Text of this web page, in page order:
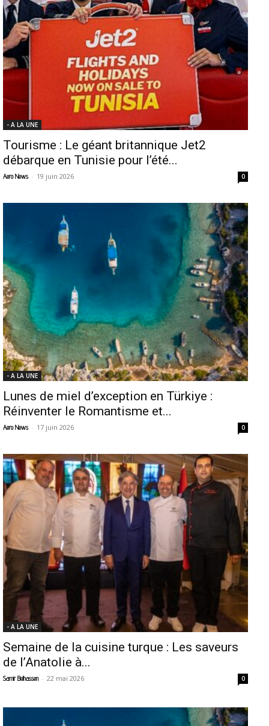
- A LA UNE
Tourisme : Le géant britannique Jet2
débarque en Tunisie pour l’été...
Aero News - 19 juin 2026 0
- A LA UNE
Lunes de miel d’exception en Türkiye :
Réinventer le Romantisme et...
Aero News - 17 juin 2026 0
- A LA UNE
Semaine de la cuisine turque : Les saveurs
de l’Anatolie à...
Samir Belhassen - 22 mai 2026 0